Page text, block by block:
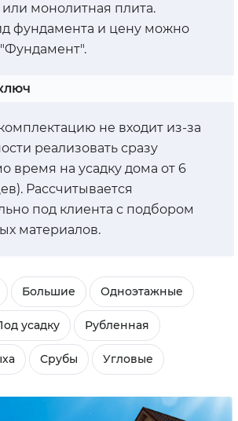
монолитная плита.
фундамента и цену можно
не входит из-за
реализовать сразу
время на усадку дома от 6
Рассчитывается
под клиента с подбором
материалов.
Большие Одноэтажные
усадку Рубленная
Срубы Угловые